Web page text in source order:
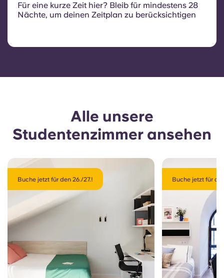
Für eine kurze Zeit hier? Bleib für mindestens 28
Nächte, um deinen Zeitplan zu berücksichtigen
Alle unsere
Studentenzimmer ansehen
Buche jetzt für den 26./27.! Buche jetzt für